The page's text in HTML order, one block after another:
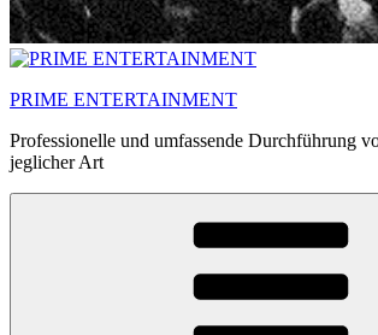
PRIME ENTERTAINMENT
Professionelle und umfassende Durchführung
jeglicher Art